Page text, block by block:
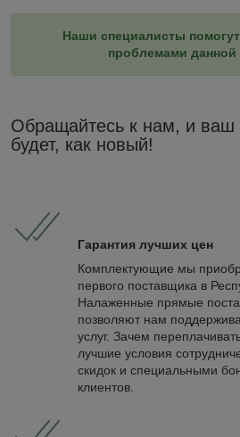
Наши специалисты
проблемами
Обращайтесь к нам, и ваш
будет, как новый!
Гарантия лучших цен
Комплектующие мы
первого поставщика в
Налаженные прямые
позволяют нам
услуг. Зачем
лучшие условия
скидок и специальными
клиентов.